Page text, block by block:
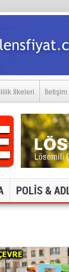
İlkeleri İletişim
POLİS &